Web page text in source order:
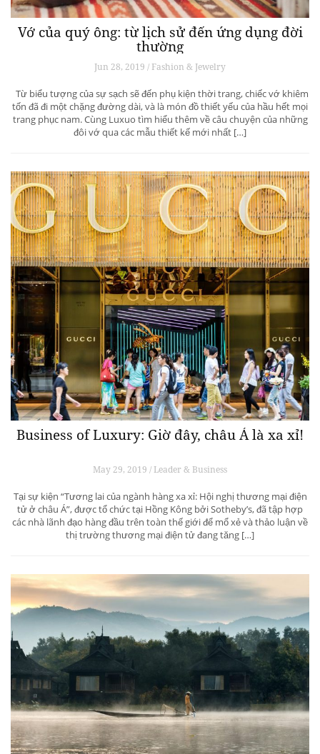
Vớ của quý ông: từ lịch sử đến ứng dụng đời
thường
Jun 28, 2019 / Fashion & Jewelry
Từ biểu tượng của sự sạch sẽ đến phụ kiện thời trang, chiếc vớ khiêm
tốn đã đi một chặng đường dài, và là món đồ thiết yếu của hầu hết mọi
trang phục nam. Cùng Luxuo tìm hiểu thêm về câu chuyện của những
đôi vớ qua các mẫu thiết kế mới nhất […]
Business of Luxury: Giờ đây, châu Á là xa xỉ!
May 29, 2019 / Leader & Business
Tại sự kiện “Tương lai của ngành hàng xa xỉ: Hội nghị thương mại điện
tử ở châu Á”, được tổ chức tại Hồng Kông bởi Sotheby’s, đã tập hợp
các nhà lãnh đạo hàng đầu trên toàn thế giới để mổ xẻ và thảo luận về
thị trường thương mại điện tử đang tăng […]